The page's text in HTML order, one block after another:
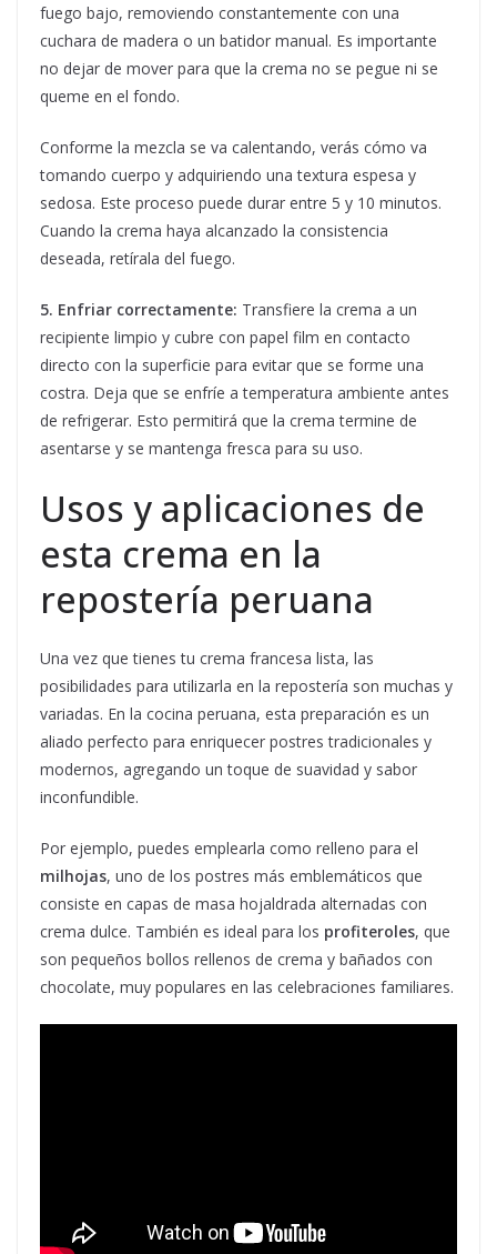
fuego bajo, removiendo constantemente con una
cuchara de madera o un batidor manual. Es importante
no dejar de mover para que la crema no se pegue ni se
queme en el fondo.
Conforme la mezcla se va calentando, verás cómo va
tomando cuerpo y adquiriendo una textura espesa y
sedosa. Este proceso puede durar entre 5 y 10 minutos.
Cuando la crema haya alcanzado la consistencia
deseada, retírala del fuego.
5. Enfriar correctamente: Transfiere la crema a un
recipiente limpio y cubre con papel film en contacto
directo con la superficie para evitar que se forme una
costra. Deja que se enfríe a temperatura ambiente antes
de refrigerar. Esto permitirá que la crema termine de
asentarse y se mantenga fresca para su uso.
Usos y aplicaciones de
esta crema en la
repostería peruana
Una vez que tienes tu crema francesa lista, las
posibilidades para utilizarla en la repostería son muchas y
variadas. En la cocina peruana, esta preparación es un
aliado perfecto para enriquecer postres tradicionales y
modernos, agregando un toque de suavidad y sabor
inconfundible.
Por ejemplo, puedes emplearla como relleno para el
milhojas, uno de los postres más emblemáticos que
consiste en capas de masa hojaldrada alternadas con
crema dulce. También es ideal para los profiteroles, que
son pequeños bollos rellenos de crema y bañados con
chocolate, muy populares en las celebraciones familiares.